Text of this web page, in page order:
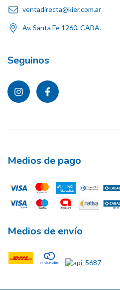
ventadirecta@kier.com.ar
Av. Santa Fe 1260, CABA.
Seguinos
Medios de pago
Medios de envío